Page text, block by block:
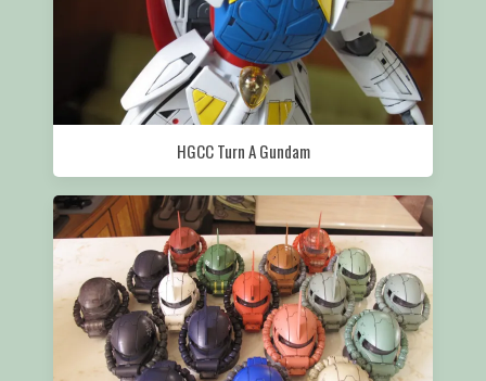
HGCC Turn A Gundam